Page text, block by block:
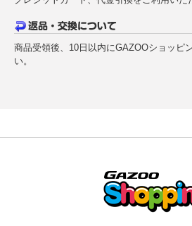
商品受領後、10日以内にGAZOOショッピ
い。